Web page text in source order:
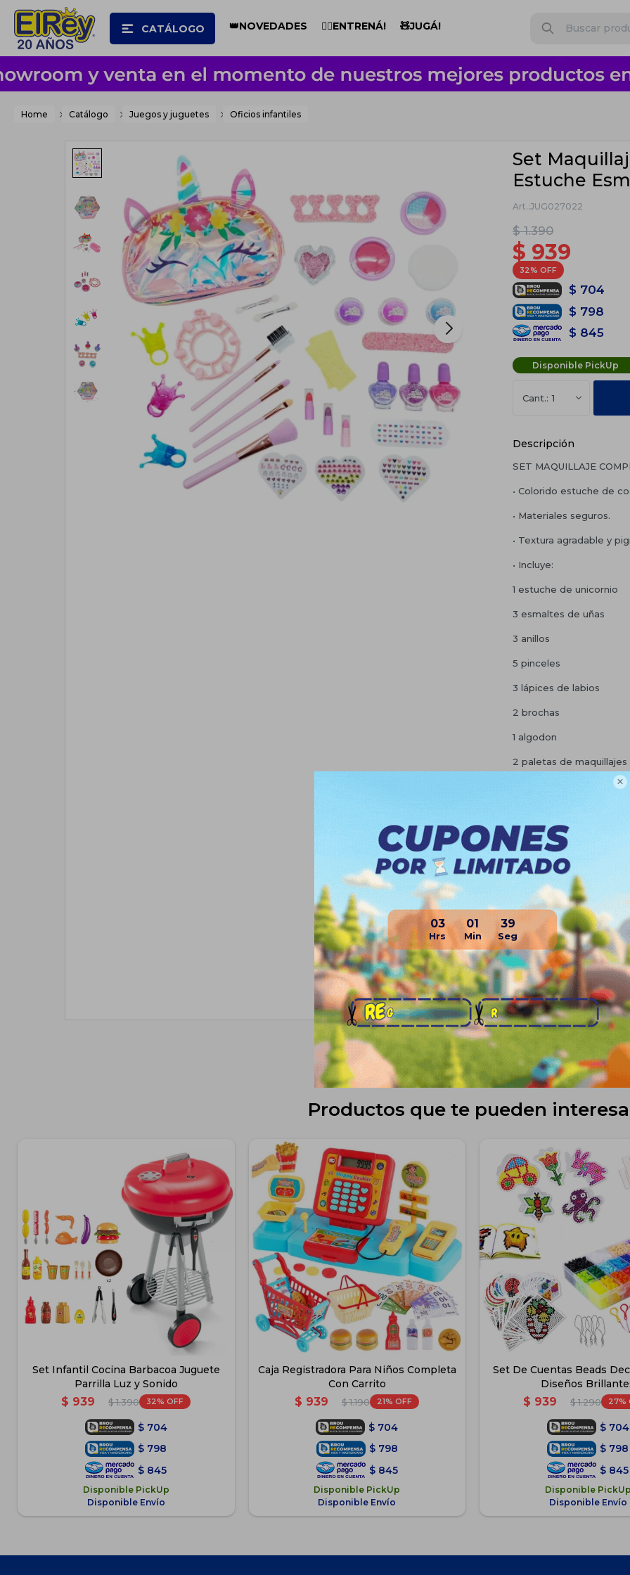

03 01 38
CATÁLOGO 👑NOVEDADES 🏋️‍♂️ENTRENÁ! 🧸JUGÁ!
Home Catálogo Juegos y juguetes Oficios infantiles
Set
Estuche
JUG027022
$ 1.390
$ 939
32
$ 704
$ 798
$ 845
Disponible PickUp
1
Descripción
SET MAQUILLAJE
• Colorido estuche de
• Materiales seguros.
• Textura agradable y
• Incluye:
1 estuche de unicornio
3 esmaltes de uñas
3 anillos
5 pinceles
3 lápices de labios
2 brochas
1 algodon
2 paletas de maquillajes
1 separador de dedos
1 lima
3 brillos
Pegatinas
• Dimensiones: 53cm
Planes de cuotas
Envíos
Medios de pago
Productos que te pueden
Set Infantil Cocina Barbacoa Juguete
Parrilla Luz y Sonido
$ 939 $ 1.390 32
$ 704
$ 798
$ 845
Disponible PickUp
Disponible Envío
Caja Registradora Para Niños Completa
Con Carrito
$ 939 $ 1.190 21
$ 704
$ 798
$ 845
Disponible PickUp
Disponible Envío
Set De Cuentas Beads
Diseños
$ 939 $ 1.290 27
$ 704
$ 798
$ 845
Disponible
Disponible Envío